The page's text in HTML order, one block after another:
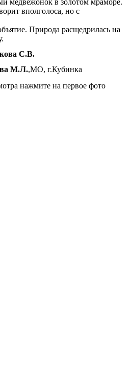
вполголоса, но с
Природа расщедрилась на
С.В.
М.Л.,МО, г.Кубинка
нажмите на первое фото